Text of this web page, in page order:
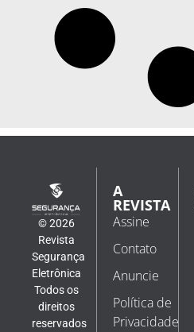
© 2026
Revista
Segurança
Eletrônica
Todos os
direitos
reservados
A
REVISTA
Assine
Contato
Anuncie
Política de
Privacidade